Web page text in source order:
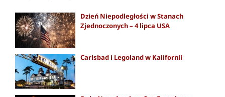
Dzień Niepodległości w Stanach
Zjednoczonych – 4 lipca USA
Carlsbad i Legoland w Kalifornii